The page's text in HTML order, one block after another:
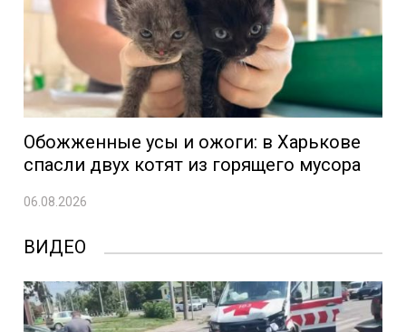
Обожженные усы и ожоги: в Харькове
спасли двух котят из горящего мусора
06.08.2026
ВИДЕО